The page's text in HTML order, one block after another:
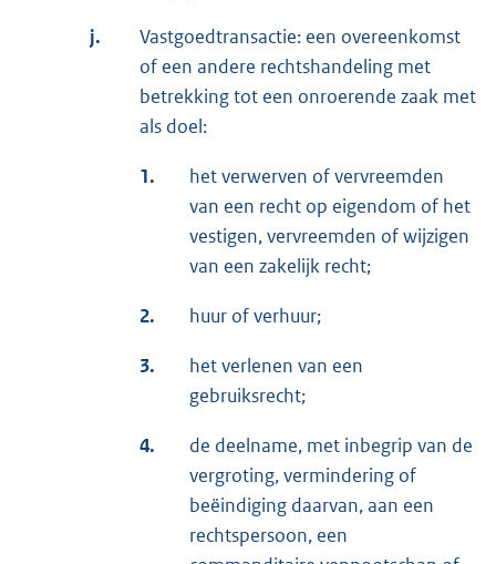
j.
Vastgoedtransactie: een overeenkomst
of een andere rechtshandeling met
betrekking tot een onroerende zaak met
als doel:
1.
het verwerven of vervreemden
van een recht op eigendom of het
vestigen, vervreemden of wijzigen
van een zakelijk recht;
2. huur of verhuur;
3.
het verlenen van een
gebruiksrecht;
4.
de deelname, met inbegrip van de
vergroting, vermindering of
beëindiging daarvan, aan een
rechtspersoon, een